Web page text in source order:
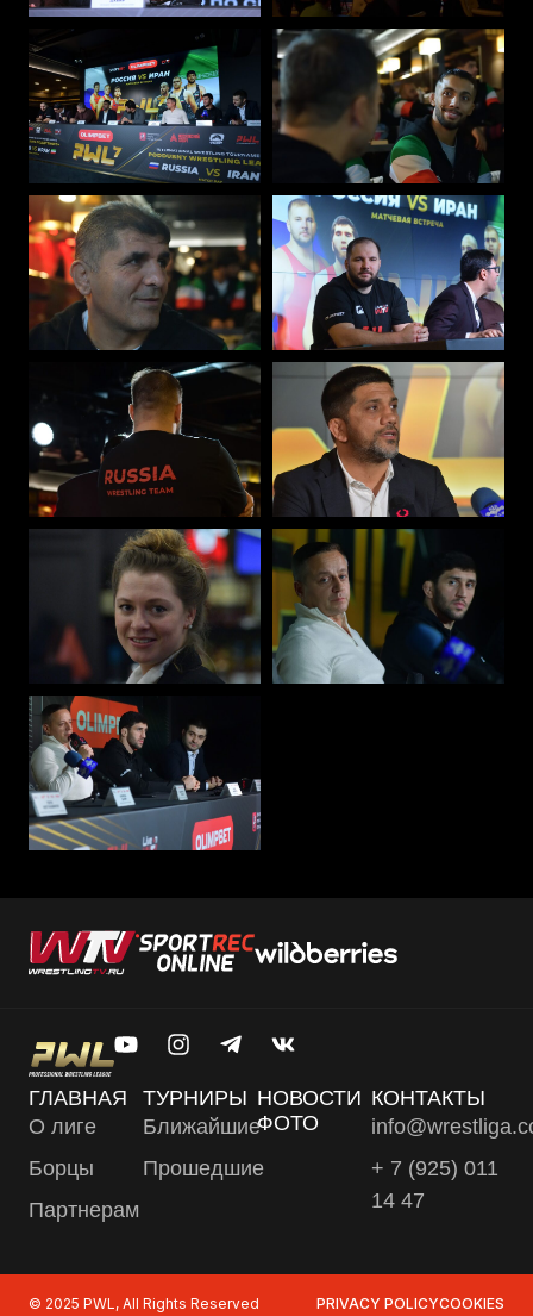
ГЛАВНАЯ
О лиге
Борцы
Партнерам
ТУРНИРЫ
Ближайшие
Прошедшие
НОВОСТИ
ФОТО
КОНТАКТЫ
+ 7 (925) 011
14 47
© 2025 PWL, All Rights Reserved PRIVACY POLICYCOOKIES